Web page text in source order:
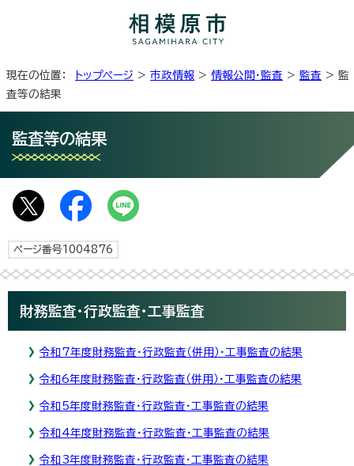
現在の位置： トップページ > 市政情報 > 情報公開・監査 > 監査 > 監
査等の結果
監査等の結果
ページ番号1004876
財務監査・行政監査・工事監査
令和7年度財務監査・行政監査（併用）・工事監査の結果
令和6年度財務監査・行政監査（併用）・工事監査の結果
令和5年度財務監査・行政監査・工事監査の結果
令和4年度財務監査・行政監査・工事監査の結果
令和3年度財務監査・行政監査・工事監査の結果